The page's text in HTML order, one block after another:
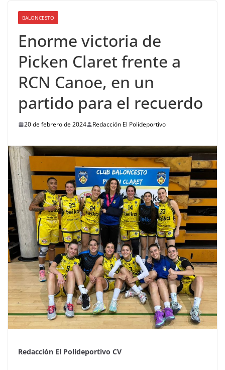
BALONCESTO
Enorme victoria de
Picken Claret frente a
RCN Canoe, en un
partido para el recuerdo
20 de febrero de 2024 Redacción El Polideportivo
Redacción El Polideportivo CV